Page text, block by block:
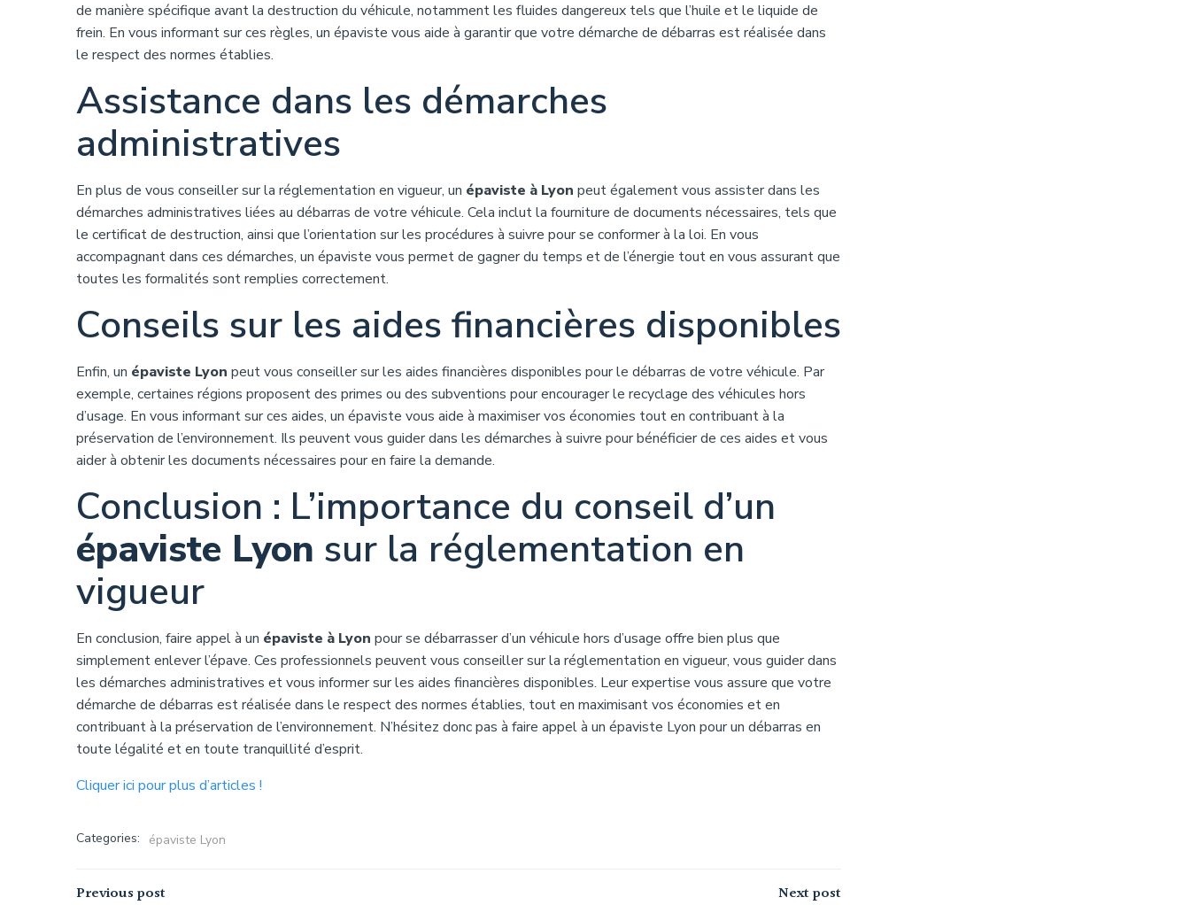
de manière spécifique avant la destruction du véhicule, notamment les fluides dangereux tels que l’huile et le liquide de
frein. En vous informant sur ces règles, un épaviste vous aide à garantir que votre démarche de débarras est réalisée dans
le respect des normes établies.
Assistance dans les démarches
administratives
En plus de vous conseiller sur la réglementation en vigueur, un épaviste à Lyon peut également vous assister dans les
démarches administratives liées au débarras de votre véhicule. Cela inclut la fourniture de documents nécessaires, tels que
le certificat de destruction, ainsi que l’orientation sur les procédures à suivre pour se conformer à la loi. En vous
accompagnant dans ces démarches, un épaviste vous permet de gagner du temps et de l’énergie tout en vous assurant que
toutes les formalités sont remplies correctement.
Conseils sur les aides financières disponibles
Enfin, un épaviste Lyon peut vous conseiller sur les aides financières disponibles pour le débarras de votre véhicule. Par
exemple, certaines régions proposent des primes ou des subventions pour encourager le recyclage des véhicules hors
d’usage. En vous informant sur ces aides, un épaviste vous aide à maximiser vos économies tout en contribuant à la
préservation de l’environnement. Ils peuvent vous guider dans les démarches à suivre pour bénéficier de ces aides et vous
aider à obtenir les documents nécessaires pour en faire la demande.
Conclusion : L’importance du conseil d’un
épaviste Lyon sur la réglementation en
vigueur
En conclusion, faire appel à un épaviste à Lyon pour se débarrasser d’un véhicule hors d’usage offre bien plus que
simplement enlever l’épave. Ces professionnels peuvent vous conseiller sur la réglementation en vigueur, vous guider dans
les démarches administratives et vous informer sur les aides financières disponibles. Leur expertise vous assure que votre
démarche de débarras est réalisée dans le respect des normes établies, tout en maximisant vos économies et en
contribuant à la préservation de l’environnement. N’hésitez donc pas à faire appel à un épaviste Lyon pour un débarras en
toute légalité et en toute tranquillité d’esprit.
Cliquer ici pour plus d’articles !
Categories: épaviste Lyon
Previous post Next post